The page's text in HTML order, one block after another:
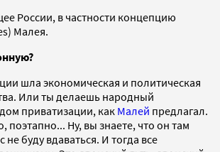
России, в частности концепцию
Малея.
шла экономическая и политическая
Или ты делаешь народный
приватизации, как Малей предлагал.
поэтапно... Ну, вы знаете, что он там
не буду вдаваться. И тогда все